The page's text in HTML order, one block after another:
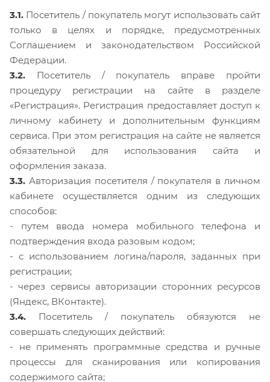
3.1. Посетитель / покупатель могут использовать сайт
только в целях и порядке, предусмотренных
Соглашением и законодательством Российской
Федерации.
3.2. Посетитель / покупатель вправе пройти
процедуру регистрации на сайте в разделе
«Регистрация». Регистрация предоставляет доступ к
личному кабинету и дополнительным функциям
сервиса. При этом регистрация на сайте не является
обязательной для использования сайта и
оформления заказа.
3.3. Авторизация посетителя / покупателя в личном
кабинете осуществляется одним из следующих
способов:
- путем ввода номера мобильного телефона и
подтверждения входа разовым кодом;
- с использованием логина/пароля, заданных при
регистрации;
- через сервисы авторизации сторонних ресурсов
(Яндекс, ВКонтакте).
3.4. Посетитель / покупатель обязуются не
совершать следующих действий:
- не применять программные средства и ручные
процессы для сканирования или копирования
содержимого сайта;